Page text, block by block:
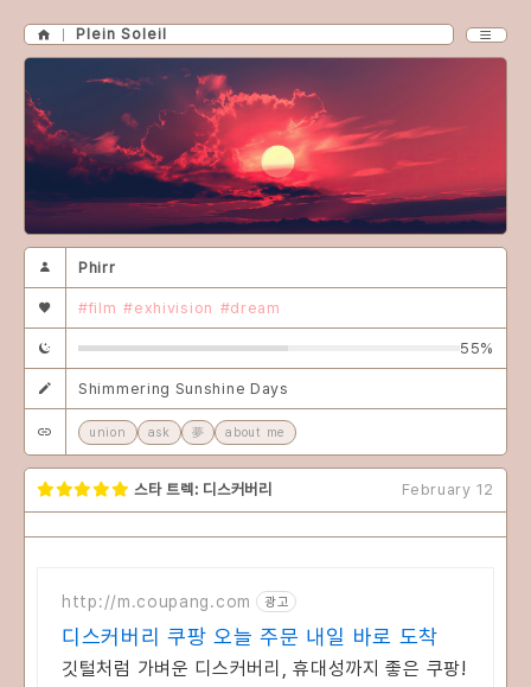
Plein Soleil
Phirr
#film #exhivision #dream
55%
Shimmering Sunshine Days
union ask 夢 about me
스타 트렉: 디스커버리 February 12
http://m.coupang.com 광고
디스커버리 쿠팡 오늘 주문 내일 바로 도착
깃털처럼 가벼운 디스커버리, 휴대성까지 좋은 쿠팡!